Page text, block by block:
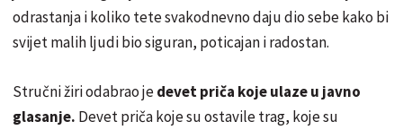
odrastanja i koliko tete svakodnevno daju dio sebe kako bi
svijet malih ljudi bio siguran, poticajan i radostan.
Stručni žiri odabrao jedevet priča koje ulaze u javno
glasanje. Devet priča koje su ostavile trag, koje su